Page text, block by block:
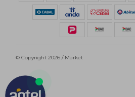
© Copyright 2026 / Market